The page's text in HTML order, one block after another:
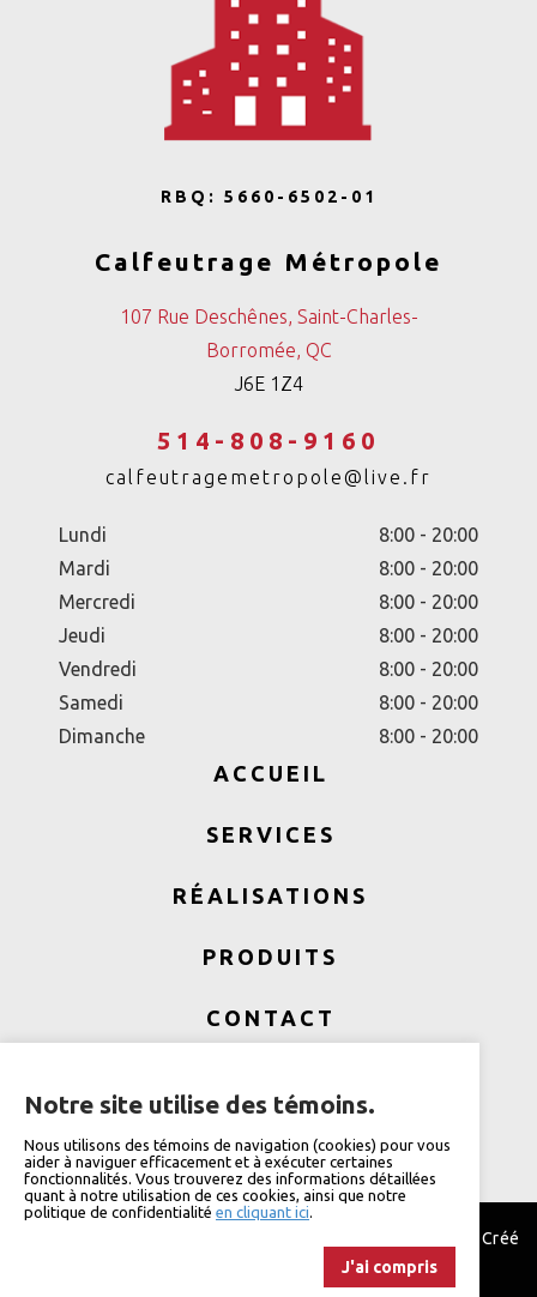
Notre site utilise des témoins.
Nous utilisons des témoins de navigation (cookies) pour vous
aider à naviguer efficacement et à exécuter certaines
fonctionnalités. Vous trouverez des informations détaillées
quant à notre utilisation de ces cookies, ainsi que notre
politique de confidentialité en cliquant ici.
J'ai compris
RBQ: 5660-6502-01
Calfeutrage Métropole
107 Rue Deschênes, Saint-Charles-
Borromée, QC
J6E 1Z4
514-808-9160
calfeutragemetropole@live.fr
Lundi
8:00 - 20:00
Mardi
8:00 - 20:00
Mercredi
8:00 - 20:00
Jeudi
8:00 - 20:00
Vendredi
8:00 - 20:00
Samedi
8:00 - 20:00
Dimanche
8:00 - 20:00
ACCUEIL
SERVICES
RÉALISATIONS
PRODUITS
CONTACT
- Tous droits réservés. Créé